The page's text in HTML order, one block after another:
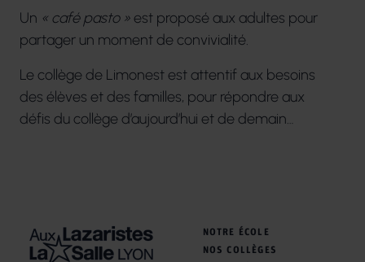
Un « café pasto »est proposé aux adultes pour
partager un moment de convivialité.
Le collège de Limonest est attentif aux besoins
des élèves et des familles, pour répondre aux
défis du collège d’aujourd’hui et de demain…
NOTRE ÉCOLE
NOS COLLÈGES